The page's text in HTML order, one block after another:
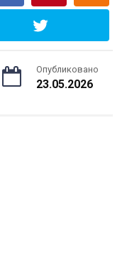
Опубликовано
23.05.2026